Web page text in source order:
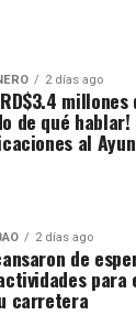
2 días ago
RD$3.4
de qué
al
2 días ago
de
carretera